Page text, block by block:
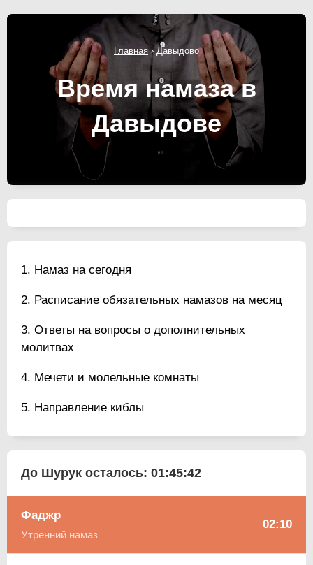
Главная›Давыдово
Время намаза в
Давыдове
Намаз на сегодня
Расписание обязательных намазов на месяц
Ответы на вопросы о дополнительных
молитвах
Мечети и молельные комнаты
Направление киблы
До Шурук осталось: 01:45:41
Фаджр
Утренний намаз
02:10